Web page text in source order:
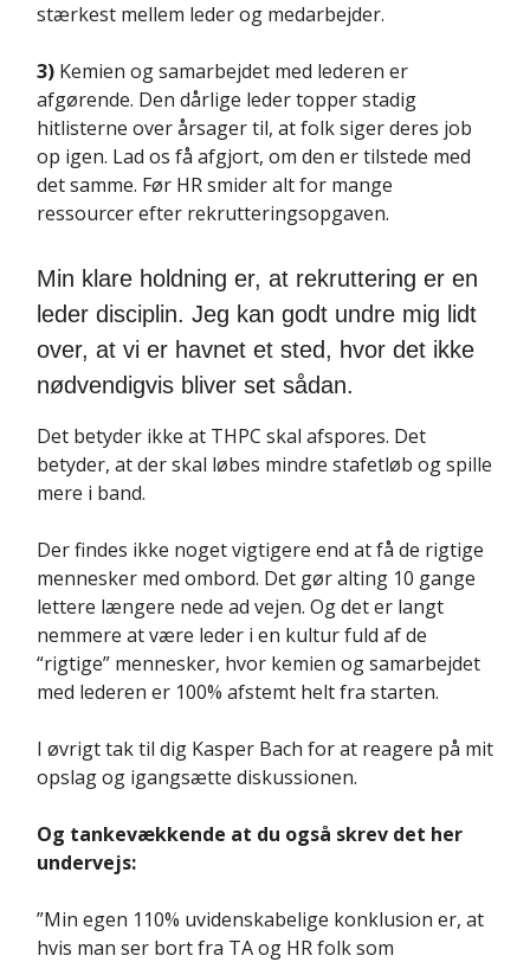
stærkest mellem leder og medarbejder.
3) Kemien og samarbejdet med lederen er
afgørende. Den dårlige leder topper stadig
hitlisterne over årsager til, at folk siger deres job
op igen. Lad os få afgjort, om den er tilstede med
det samme. Før HR smider alt for mange
ressourcer efter rekrutteringsopgaven.
Min klare holdning er, at rekruttering er en
leder disciplin. Jeg kan godt undre mig lidt
over, at vi er havnet et sted, hvor det ikke
nødvendigvis bliver set sådan.
Det betyder ikke at THPC skal afspores. Det
betyder, at der skal løbes mindre stafetløb og spille
mere i band.
Der findes ikke noget vigtigere end at få de rigtige
mennesker med ombord. Det gør alting 10 gange
lettere længere nede ad vejen. Og det er langt
nemmere at være leder i en kultur fuld af de
“rigtige” mennesker, hvor kemien og samarbejdet
med lederen er 100% afstemt helt fra starten.
I øvrigt tak til dig Kasper Bach for at reagere på mit
opslag og igangsætte diskussionen.
Og tankevækkende at du også skrev det her
undervejs:
”Min egen 110% uvidenskabelige konklusion er, at
hvis man ser bort fra TA og HR folk som